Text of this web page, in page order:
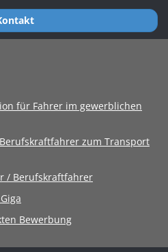
für Fahrer im gewerblichen
zum Transport
/ Berufskraftfahrer
Bewerbung